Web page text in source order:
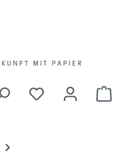
Du hast 0